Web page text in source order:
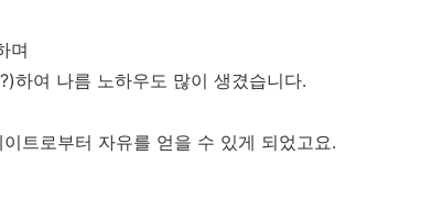
며
하여 나름 노하우도 많이 생겼습니다.
트로부터 자유를 얻을 수 있게 되었고요.